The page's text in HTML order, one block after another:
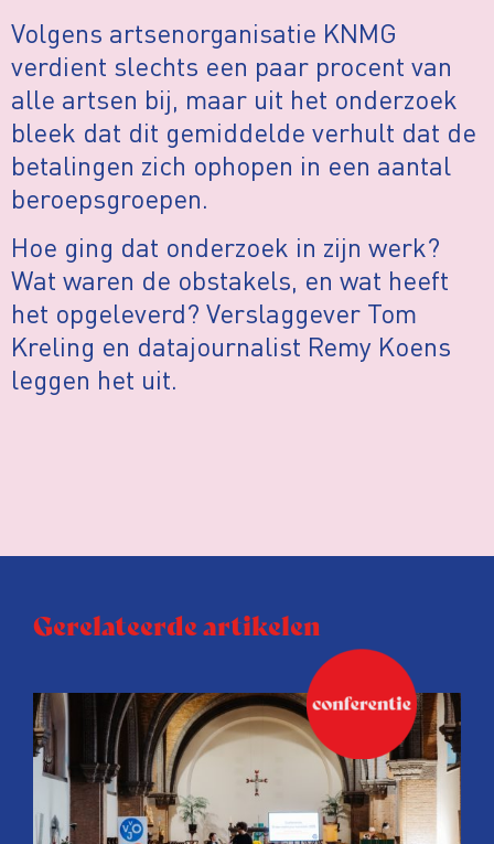
Volgens artsenorganisatie KNMG
verdient slechts een paar procent van
alle artsen bij, maar uit het onderzoek
bleek dat dit gemiddelde verhult dat de
betalingen zich ophopen in een aantal
beroepsgroepen.
Hoe ging dat onderzoek in zijn werk?
Wat waren de obstakels, en wat heeft
het opgeleverd? Verslaggever Tom
Kreling en datajournalist Remy Koens
leggen het uit.
Gerelateerde artikelen